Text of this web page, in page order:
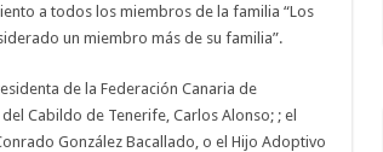
a todos los miembros de la familia “Los
un miembro más de su familia”.
de la Federación Canaria de
Cabildo de Tenerife, Carlos Alonso; ; el
González Bacallado, o el Hijo Adoptivo